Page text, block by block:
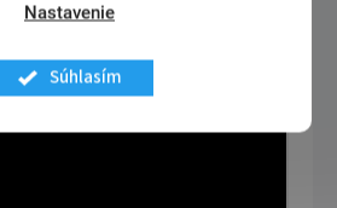
Nastavenie
Súhlasím